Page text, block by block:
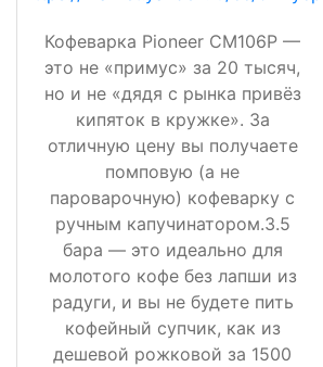
Кофеварка Pioneer CM106P —
это не «примус» за 20 тысяч,
но и не «дядя с рынка привёз
кипяток в кружке». За
отличную цену вы получаете
помповую (а не
пароварочную) кофеварку с
ручным капучинатором.3.5
бара — это идеально для
молотого кофе без лапши из
радуги, и вы не будете пить
кофейный супчик, как из
дешевой рожковой за 1500